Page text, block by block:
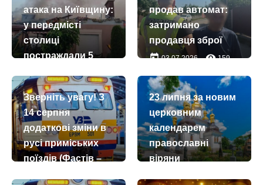
атака на Київщину:
у передмісті
столиці
постраждали 5
троє дітей
today22.07.2026 remove_red_eye2708
продав автомат:
затримано
продавця зброї
today03.07.2026 remove_red_eye159
Зверніть увагу! З
14 серпня
додаткові зміни в
русі приміських
поїздів (Фастів –
23 липня за новим
церковним
календарем
православні
віряни